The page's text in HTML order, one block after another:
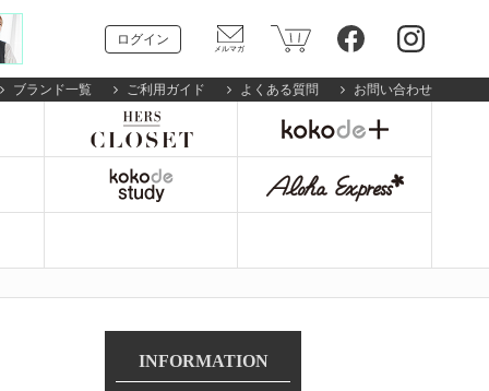
ログイン
ブランド一覧 ご利用ガイド よくある質問 お問い合わせ
INFORMATION